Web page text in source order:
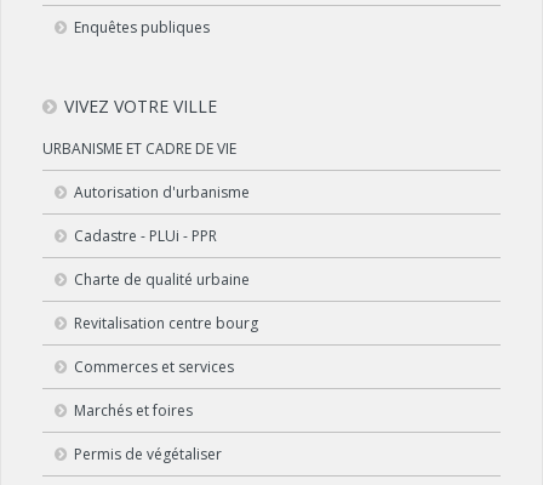
Enquêtes publiques
VIVEZ VOTRE VILLE
URBANISME ET CADRE DE VIE
Autorisation d'urbanisme
Cadastre - PLUi - PPR
Charte de qualité urbaine
Revitalisation centre bourg
Commerces et services
Marchés et foires
Permis de végétaliser